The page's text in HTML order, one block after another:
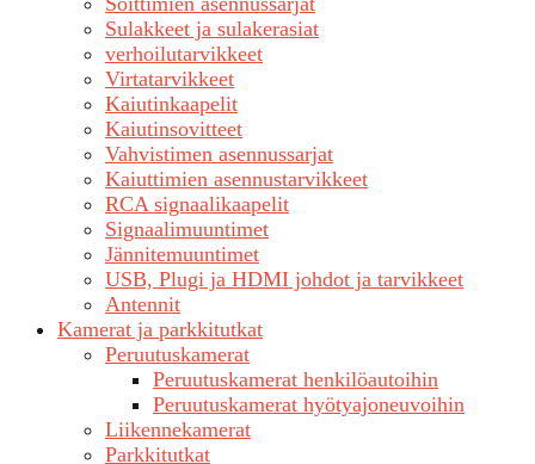
Sulakkeet ja sulakerasiat
verhoilutarvikkeet
Virtatarvikkeet
Kaiutinkaapelit
Kaiutinsovitteet
Vahvistimen asennussarjat
Kaiuttimien asennustarvikkeet
RCA signaalikaapelit
Signaalimuuntimet
Jännitemuuntimet
USB, Plugi ja HDMI johdot ja tarvikkeet
Antennit
Kamerat ja parkkitutkat
Peruutuskamerat
Peruutuskamerat henkilöautoihin
Peruutuskamerat hyötyajoneuvoihin
Liikennekamerat
Parkkitutkat